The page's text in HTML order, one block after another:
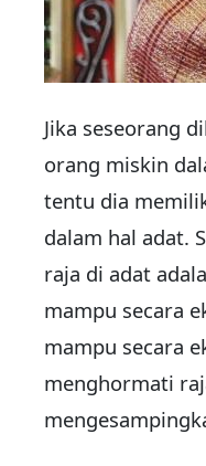
Jika seseorang
orang miskin
tentu dia
dalam hal adat.
raja di adat
mampu secara
mampu secara
menghormati